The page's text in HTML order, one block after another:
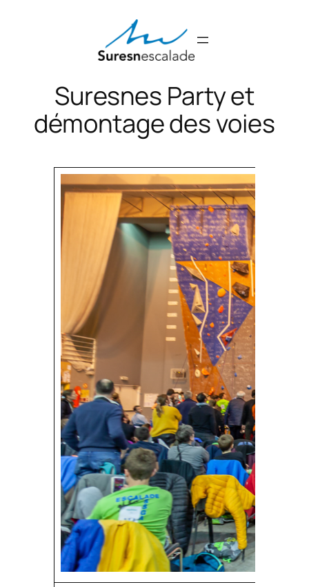
Suresnes Party et
démontage des voies